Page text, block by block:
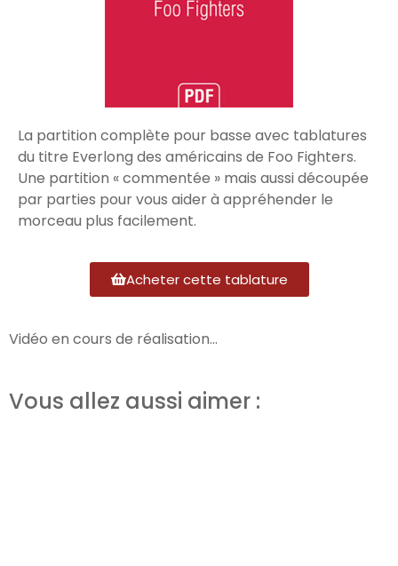
La partition complète pour basse avec tablatures
du titre Everlong des américains de Foo Fighters.
Une partition « commentée » mais aussi découpée
par parties pour vous aider à appréhender le
morceau plus facilement.
Acheter cette tablature
Vidéo en cours de réalisation...
Vous allez aussi aimer :